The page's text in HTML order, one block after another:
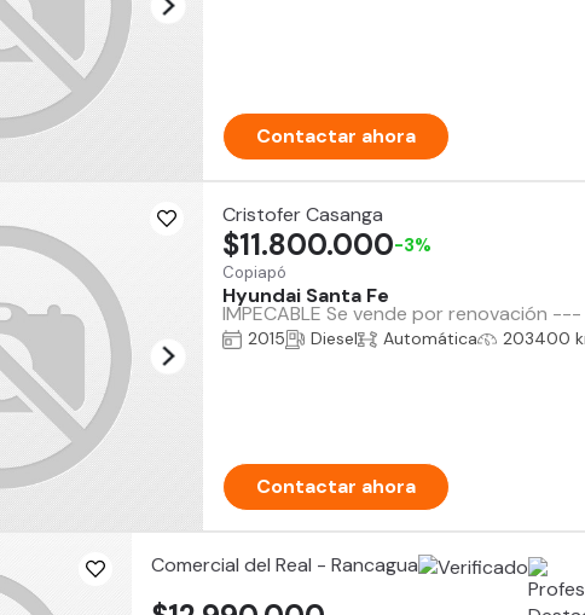
Contactar ahora
Cristofer Casanga
Copiapó
Hyundai Santa Fe
IMPECABLE Se vende por renovación
$11.800.000-3%
2015 Diesel Automática 203400
Contactar ahora
Comercial del Real - Rancagua